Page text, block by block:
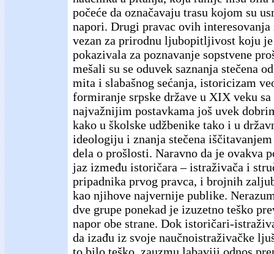
počeće da označavaju trasu kojom su
napori. Drugi pravac ovih interesovanja
vezan za prirodnu ljubopitljivost koju
pokazivala za poznavanje sopstvene
mešali su se oduvek saznanja stečena
mita i slabašnog sećanja, istoricizam
formiranje srpske države u XIX veku
najvažnijim postavkama još uvek
kako u školske udžbenike tako i u
ideologiju i znanja stečena
dela o prošlosti. Naravno da je ovakva
jaz između istoričara – istraživača i
pripadnika prvog pravca, i brojnih
kao njihove najvernije publike.
dve grupe ponekad je izuzetno teško
napor obe strane. Dok istoričari-
da izađu iz svoje naučnoistraživačke